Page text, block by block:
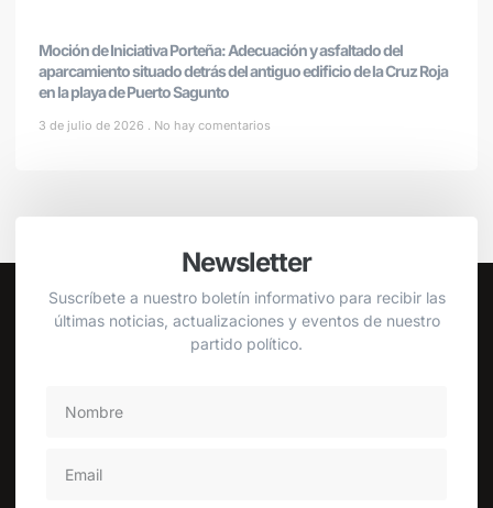
Moción de Iniciativa Porteña: Adecuación y asfaltado del
aparcamiento situado detrás del antiguo edificio de la Cruz Roja
en la playa de Puerto Sagunto
3 de julio de 2026 No hay comentarios
Newsletter
Suscríbete a nuestro boletín informativo para recibir las
últimas noticias, actualizaciones y eventos de nuestro
partido político.